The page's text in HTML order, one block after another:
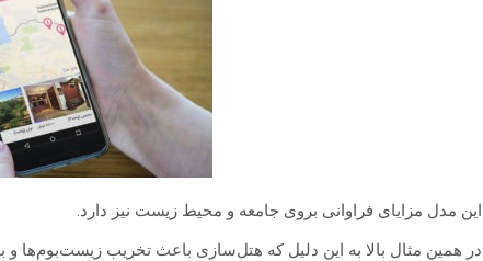
این مدل مزایای فراوانی بروی جامعه و محیط زیست نیز دارد.
در همین مثال بالا به این دلیل که هتل‌سازی باعث تخریب